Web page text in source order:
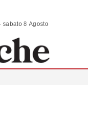
ANALISI | COMMENTI | SCENARI - sabato 8 Agosto 2026